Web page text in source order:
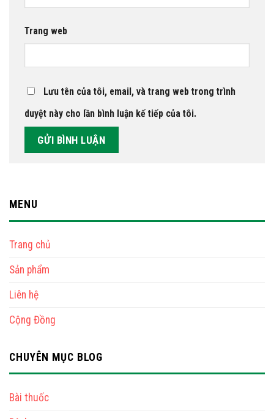
Trang web
Lưu tên của tôi, email, và trang web trong trình
duyệt này cho lần bình luận kế tiếp của tôi.
MENU
Trang chủ
Sản phẩm
Liên hệ
Cộng Đồng
CHUYÊN MỤC BLOG
Bài thuốc